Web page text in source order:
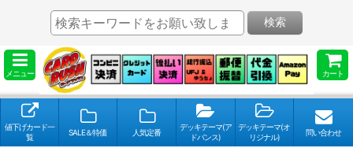
メニュー カート
検索
値下げカード一
覧
SALE＆特価 人気定番
デッキテーマ(ア
ドバンス)
デッキテーマ(オ
リジナル)
問い合わせ